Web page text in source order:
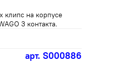
арт. S000886
клипс на корпусе
3 контакта.